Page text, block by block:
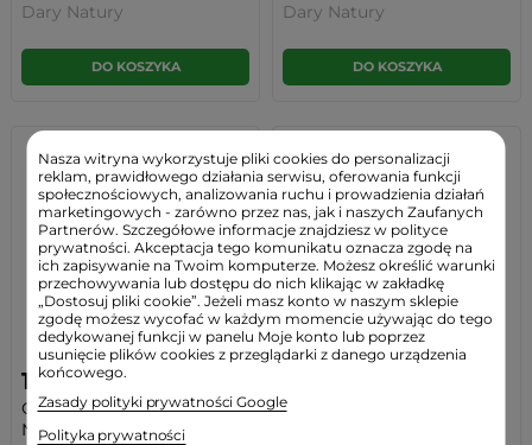
Dary Natury
DO KOSZYKA
Dary Natury
DO KOSZYKA
19,99 zł
Olej Lniany 250 ml Dary
Natury
NOWOŚĆ
Olej Lniany Tłoczony na
Nasza witryna wykorzystuje pliki cookies do personalizacji
reklam, prawidłowego działania serwisu, oferowania funkcji
społecznościowych, analizowania ruchu i prowadzienia działań
marketingowych - zarówno przez nas, jak i naszych Zaufanych
Partnerów. Szczegółowe informacje znajdziesz w polityce
prywatności. Akceptacja tego komunikatu oznacza zgodę na
ich zapisywanie na Twoim komputerze. Możesz określić warunki
przechowywania lub dostępu do nich klikając w zakładkę
„Dostosuj pliki cookie”. Jeżeli masz konto w naszym sklepie
zgodę możesz wycofać w każdym momencie używając do tego
dedykowanej funkcji w panelu Moje konto lub poprzez
usunięcie plików cookies z przeglądarki z danego urządzenia
końcowego.
Zasady polityki prywatności Google
Polityka prywatności